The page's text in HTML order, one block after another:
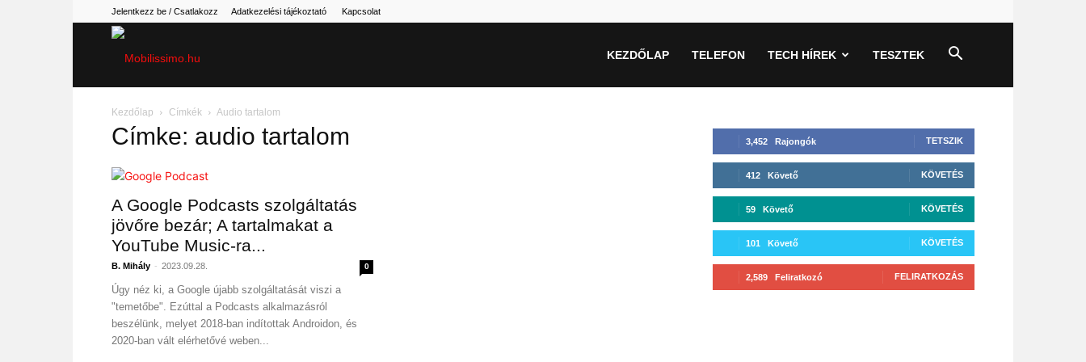
Jelentkezz be / Csatlakozz Adatkezelési tájékoztató Kapcsolat
KEZDŐLAP TELEFON TECH HÍREK TESZTEK
Kezdőlap Címkék Audio tartalom
Címke: audio tartalom
A Google Podcasts szolgáltatás
jövőre bezár; A tartalmakat a
YouTube Music-ra...
B. Mihály - 2023.09.28. 0
Úgy néz ki, a Google újabb szolgáltatását viszi a
"temetőbe". Ezúttal a Podcasts alkalmazásról
beszélünk, melyet 2018-ban indítottak Androidon, és
2020-ban vált elérhetővé weben...
3,452 Rajongók TETSZIK
412 Követő KÖVETÉS
59 Követő KÖVETÉS
101 Követő KÖVETÉS
2,589 Feliratkozó FELIRATKOZÁS